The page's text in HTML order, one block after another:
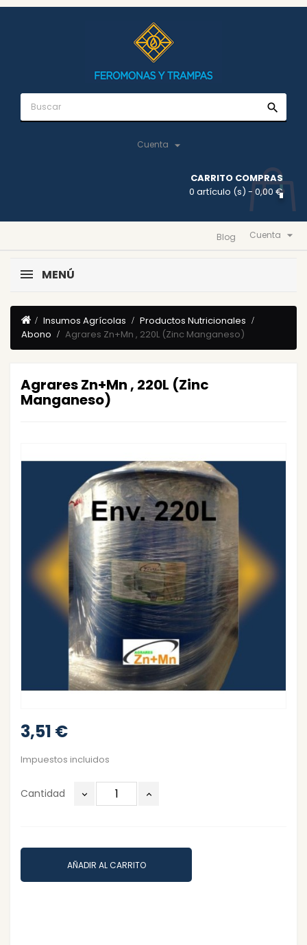
search
Cuenta 
CARRITO COMPRAS
0 artículo (s) - 0,00 €
Cuenta 
Blog
MENÚ
Insumos Agrícolas
Productos Nutricionales
Abono
Agrares Zn+Mn , 220L (Zinc Manganeso)
Agrares Zn+Mn , 220L (Zinc
Manganeso)
3,51 €
Impuestos incluidos
Cantidad
AÑADIR AL CARRITO